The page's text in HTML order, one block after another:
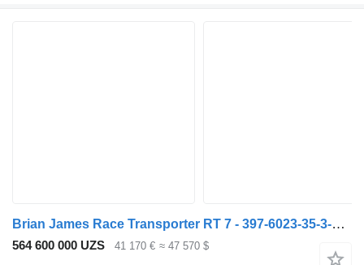
Brian James Race Transporter RT 7 - 397-6023-35-3-10-B
564 600 000 UZS 41 170 € ≈ 47 570 $